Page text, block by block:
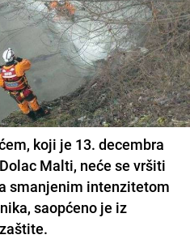
koji je 13. decembra
Malti, neće se vršiti
smanjenim intenzitetom
saopćeno je iz